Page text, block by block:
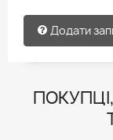
Додати